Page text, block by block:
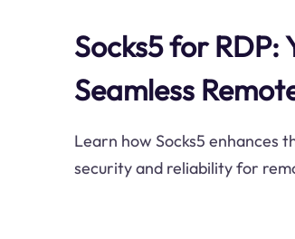
Socks5 for RDP:
Seamless
Learn how Socks5 enhances
security and reliability for